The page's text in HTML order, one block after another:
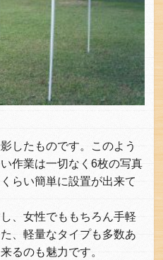
したものです。このよう
作業は一切なく6枚の写真
らい簡単に設置が出来て
、女性でももちろん手軽
、軽量なタイプも多数あ
るのも魅力です。